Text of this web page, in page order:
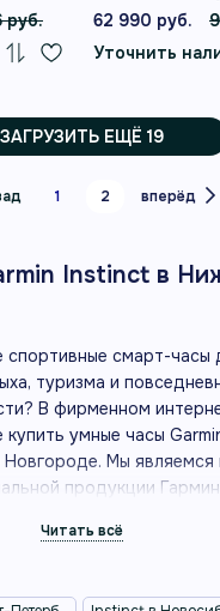
руб.
62 990 руб.
Уточнить
ЗАГРУЗИТЬ ЕЩЁ 19
1 2 вперёд
Instinct в
смарт-часы
туризма и
В фирменном
умные часы
Мы
продукции Гармин
прочность,